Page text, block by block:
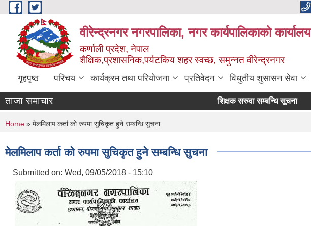
Skip to main content
वीरेन्द्रनगर नगरपालिका, नगर कार्यपालिकाको कार्यालय
कर्णाली प्रदेश, नेपाल
शैक्षिक,प्रशासनिक,पर्यटकिय शहर स्वच्छ, समुन्नत वीरेन्द्रनगर
गृहपृष्ठ परिचय कार्यक्रम तथा परियोजना प्रतिवेदन विधुतीय शुसासन सेवा
ताजा समाचार शिक्षक सरुवा सम्बन्धि सूचना
You are here
Home » मेलमिलाप कर्ता को रुपमा सुचिकृत हुने सम्बन्धि सुचना
मेलमिलाप कर्ता को रुपमा सुचिकृत हुने सम्बन्धि सुचना
Submitted on: Wed, 09/05/2018 - 15:10